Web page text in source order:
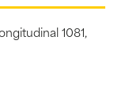
1081,